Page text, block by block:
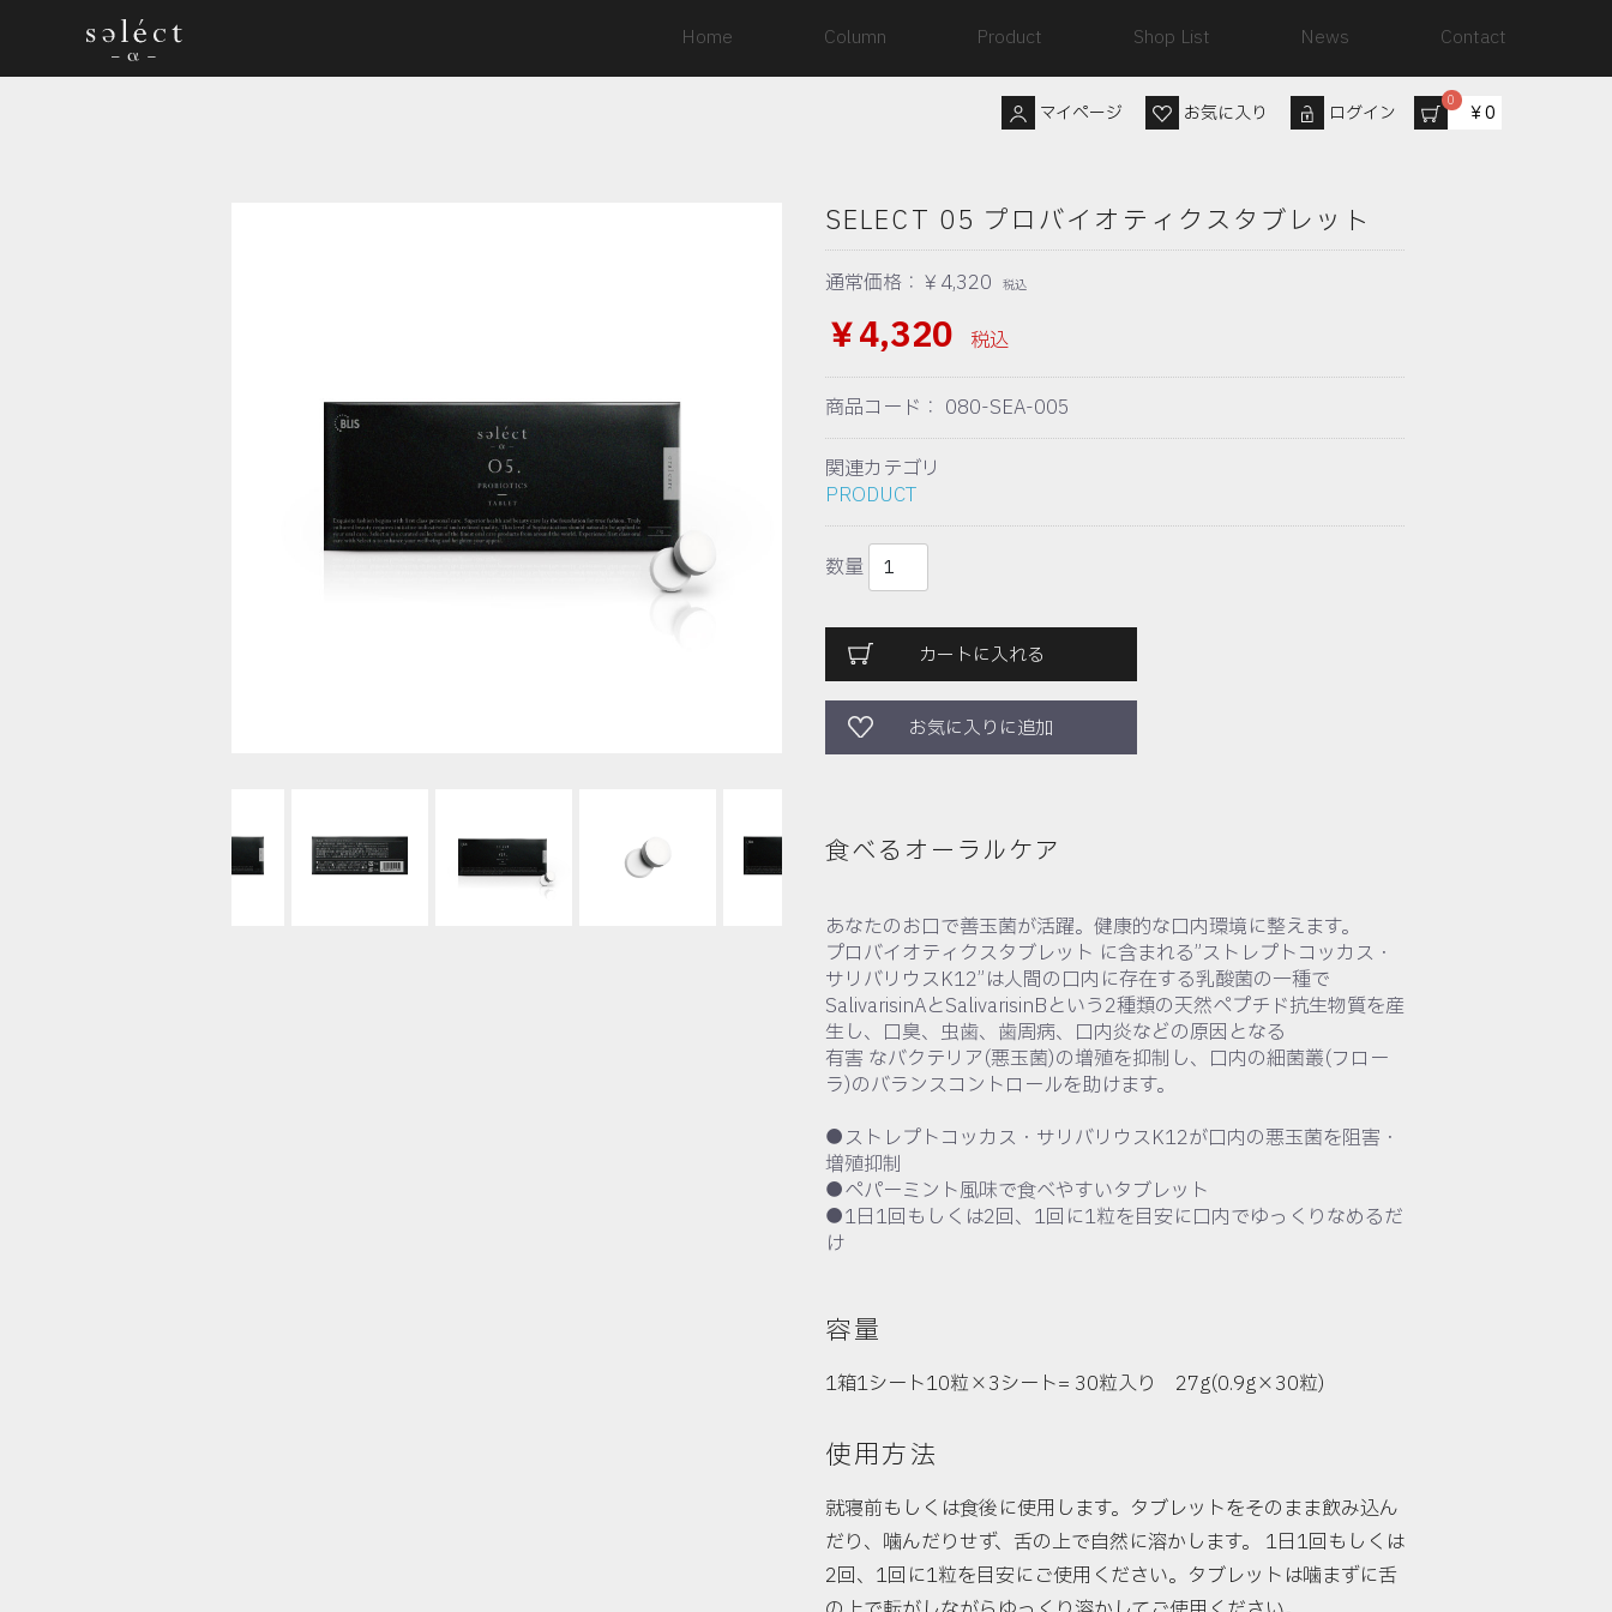
Home Column Product Shop List News Contact
マイページ お気に入り ログイン
0
￥0
SELECT 05 プロバイオティクスタブレット
通常価格：￥4,320 税込
￥4,320 税込
商品コード： 080-SEA-005
関連カテゴリ
PRODUCT
数量
カートに入れる
お気に入りに追加
食べるオーラルケア
あなたのお口で善玉菌が活躍。健康的な口内環境に整えます。
プロバイオティクスタブレット に含まれる”ストレプトコッカス・
サリバリウスK12”は人間の口内に存在する乳酸菌の一種で
SalivarisinAとSalivarisinBという2種類の天然ペプチド抗生物質を産
生し、口臭、虫歯、歯周病、口内炎などの原因となる
有害 なバクテリア(悪玉菌)の増殖を抑制し、口内の細菌叢(フロー
ラ)のバランスコントロールを助けます。
●ストレプトコッカス・サリバリウスK12が口内の悪玉菌を阻害・
増殖抑制
●ペパーミント風味で食べやすいタブレット
●1日1回もしくは2回、1回に1粒を目安に口内でゆっくりなめるだ
け
容量
1箱1シート10粒×3シート= 30粒入り 27g(0.9g×30粒)
使用方法
就寝前もしくは食後に使用します。タブレットをそのまま飲み込ん
だり、噛んだりせず、舌の上で自然に溶かします。 1日1回もしくは
2回、1回に1粒を目安にご使用ください。タブレットは噛まずに舌